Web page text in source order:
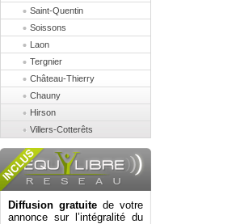
Saint-Quentin
Soissons
Laon
Tergnier
Château-Thierry
Chauny
Hirson
Villers-Cotterêts
Diffusion gratuite de votre
annonce sur l’intégralité du